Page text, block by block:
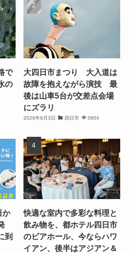
で
の
大四日市まつり 大入道は
故障を抱えながら演技 最
後は山車5台が交差点会場
にズラリ
2026年8月3日 四日市 5804
か
到
快適な室内で多彩な料理と
飲み物を、都ホテル四日市
のビアホール、今ならハワ
イアン、後半はアジアン＆